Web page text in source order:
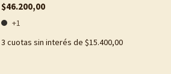
$46.200,00
+1
3 cuotas sin interés de $15.400,00